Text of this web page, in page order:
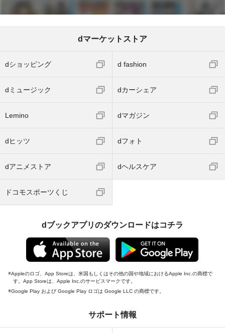
dマーケットストア
dショッピング d fashion
dミュージック dカーシェア
Lemino dマガジン
dヒッツ dフォト
dアニメストア dヘルスケア
ドコモスポーツくじ
dブックアプリのダウンロードはコチラ
Appleのロゴ、App Storeは、米国もしくはその他の国や地域におけるApple Inc.の商標で
す。App Storeは、Apple Inc.のサービスマークです。
Google Play および Google Play ロゴは Google LLC の商標です。
サポート情報